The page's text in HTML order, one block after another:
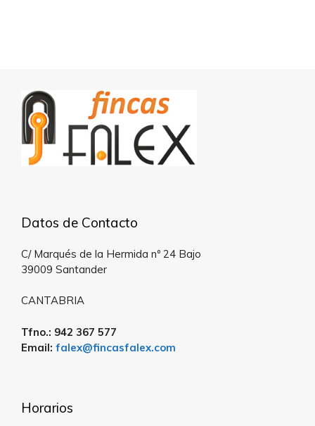
Datos de Contacto
C/ Marqués de la Hermida nº 24 Bajo
39009 Santander
CANTABRIA
Tfno.: 942 367 577
Email: falex@fincasfalex.com
Horarios